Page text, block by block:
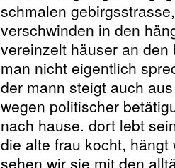
schmalen
verschwinden in den
vereinzelt häuser an
man nicht eigentlich
der mann steigt auch
wegen politischer
nach hause. dort lebt
die alte frau kocht,
sehen wir sie mit den